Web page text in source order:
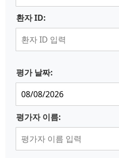
환자 ID:
평가 날짜:
평가자 이름: